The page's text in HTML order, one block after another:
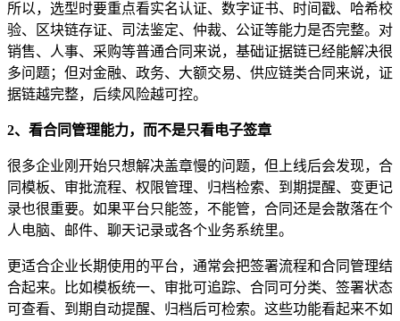
所以，选型时要重点看实名认证、数字证书、时间戳、哈希校
验、区块链存证、司法鉴定、仲裁、公证等能力是否完整。对
销售、人事、采购等普通合同来说，基础证据链已经能解决很
多问题；但对金融、政务、大额交易、供应链类合同来说，证
据链越完整，后续风险越可控。
2、看合同管理能力，而不是只看电子签章
很多企业刚开始只想解决盖章慢的问题，但上线后会发现，合
同模板、审批流程、权限管理、归档检索、到期提醒、变更记
录也很重要。如果平台只能签，不能管，合同还是会散落在个
人电脑、邮件、聊天记录或各个业务系统里。
更适合企业长期使用的平台，通常会把签署流程和合同管理结
合起来。比如模板统一、审批可追踪、合同可分类、签署状态
可查看、到期自动提醒、归档后可检索。这些功能看起来不如